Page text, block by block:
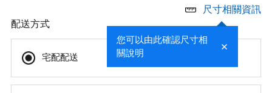
尺寸相關資訊
您可以由此確認尺寸相
關說明
配送方式
宅配配送